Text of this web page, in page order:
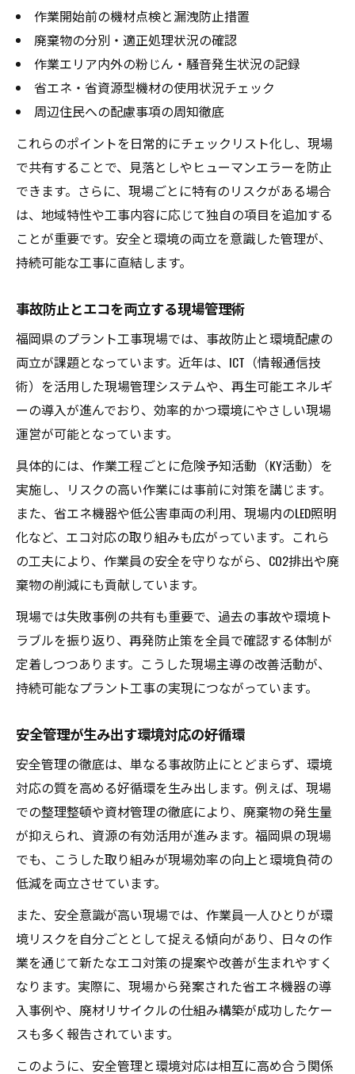
作業開始前の機材点検と漏洩防止措置
廃棄物の分別・適正処理状況の確認
作業エリア内外の粉じん・騒音発生状況の記録
省エネ・省資源型機材の使用状況チェック
周辺住民への配慮事項の周知徹底
これらのポイントを日常的にチェックリスト化し、現場
で共有することで、見落としやヒューマンエラーを防止
できます。さらに、現場ごとに特有のリスクがある場合
は、地域特性や工事内容に応じて独自の項目を追加する
ことが重要です。安全と環境の両立を意識した管理が、
持続可能な工事に直結します。
事故防止とエコを両立する現場管理術
福岡県のプラント工事現場では、事故防止と環境配慮の
両立が課題となっています。近年は、ICT（情報通信技
術）を活用した現場管理システムや、再生可能エネルギ
ーの導入が進んでおり、効率的かつ環境にやさしい現場
運営が可能となっています。
具体的には、作業工程ごとに危険予知活動（KY活動）を
実施し、リスクの高い作業には事前に対策を講じます。
また、省エネ機器や低公害車両の利用、現場内のLED照明
化など、エコ対応の取り組みも広がっています。これら
の工夫により、作業員の安全を守りながら、CO2排出や廃
棄物の削減にも貢献しています。
現場では失敗事例の共有も重要で、過去の事故や環境ト
ラブルを振り返り、再発防止策を全員で確認する体制が
定着しつつあります。こうした現場主導の改善活動が、
持続可能なプラント工事の実現につながっています。
安全管理が生み出す環境対応の好循環
安全管理の徹底は、単なる事故防止にとどまらず、環境
対応の質を高める好循環を生み出します。例えば、現場
での整理整頓や資材管理の徹底により、廃棄物の発生量
が抑えられ、資源の有効活用が進みます。福岡県の現場
でも、こうした取り組みが現場効率の向上と環境負荷の
低減を両立させています。
また、安全意識が高い現場では、作業員一人ひとりが環
境リスクを自分ごととして捉える傾向があり、日々の作
業を通じて新たなエコ対策の提案や改善が生まれやすく
なります。実際に、現場から発案された省エネ機器の導
入事例や、廃材リサイクルの仕組み構築が成功したケー
スも多く報告されています。
このように、安全管理と環境対応は相互に高め合う関係